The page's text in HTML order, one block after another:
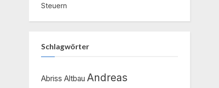
Steuern
Schlagwörter
Abriss Altbau Andreas